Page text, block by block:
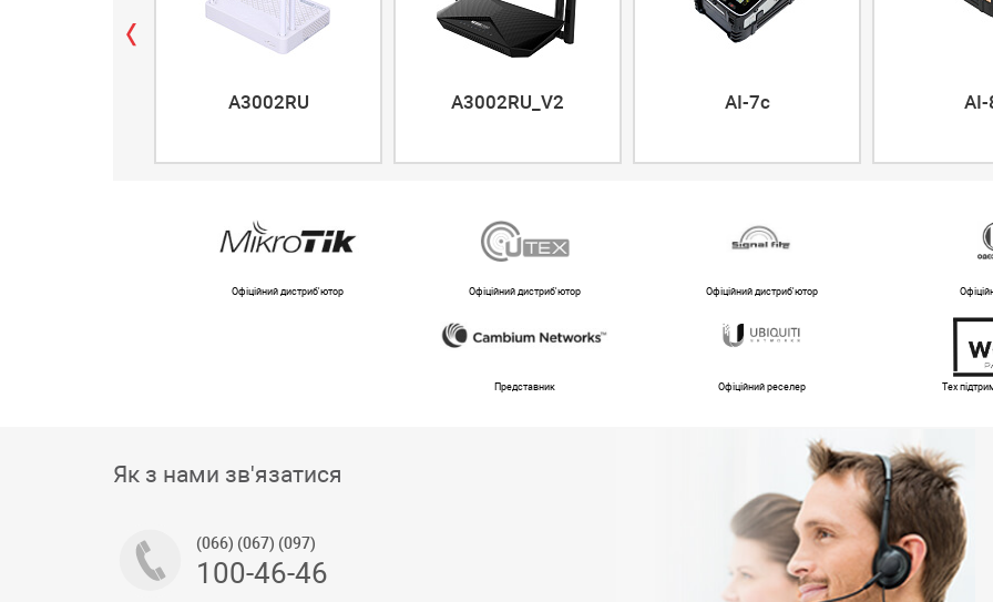
A3002RU A3002RU_V2 AI-7c AI-
Офіційний дистриб'ютор Офіційний дистриб'ютор Офіційний дистриб'ютор
Представник Офіційний реселер Тех
Як з нами зв'язатися
(066) (067) (097)
100-46-46